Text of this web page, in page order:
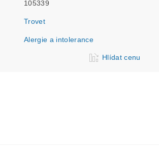
105339
Trovet
Alergie a intolerance
Hlídat cenu